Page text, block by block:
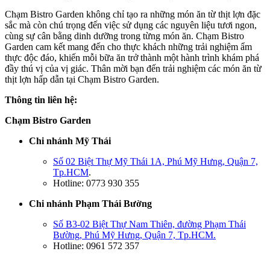
Chạm Bistro Garden không chỉ tạo ra những món ăn từ thịt lợn đặc
sắc mà còn chú trọng đến việc sử dụng các nguyên liệu tươi ngon,
cùng sự cân bằng dinh dưỡng trong từng món ăn. Chạm Bistro
Garden cam kết mang đến cho thực khách những trải nghiệm ẩm
thực độc đáo, khiến mỗi bữa ăn trở thành một hành trình khám phá
đầy thú vị của vị giác. Thân mời bạn đến trải nghiệm các món ăn từ
thịt lợn hấp dẫn tại Chạm Bistro Garden.
Thông tin liên hệ:
Chạm Bistro Garden
Chi nhánh Mỹ Thái
Số 02 Biệt Thự Mỹ Thái 1A, Phú Mỹ Hưng, Quận 7,
Tp.HCM.
Hotline: 0773 930 355
Chi nhánh Phạm Thái Bường
Số B3-02 Biệt Thự Nam Thiên, đường Phạm Thái
Bường, Phú Mỹ Hưng, Quận 7, Tp.HCM.
Hotline: 0961 572 357